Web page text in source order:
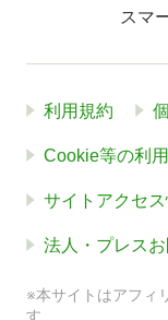
スマ
利用規約
Cookie等の利
サイトアクセ
法人・プレス
※本サイトはアフィ
す